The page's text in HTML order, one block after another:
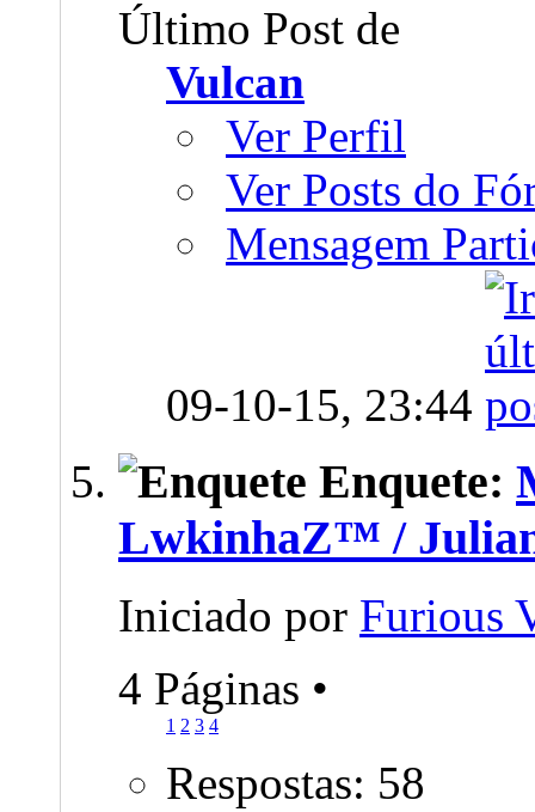
Último Post de
Vulcan
Ver Perfil
Ver Posts do
Mensagem
09-10-15, 23:44
Enquete:
LwkinhaZ™ /
Iniciado por Furious
4 Páginas •
1 2 3 4
Respostas: 58